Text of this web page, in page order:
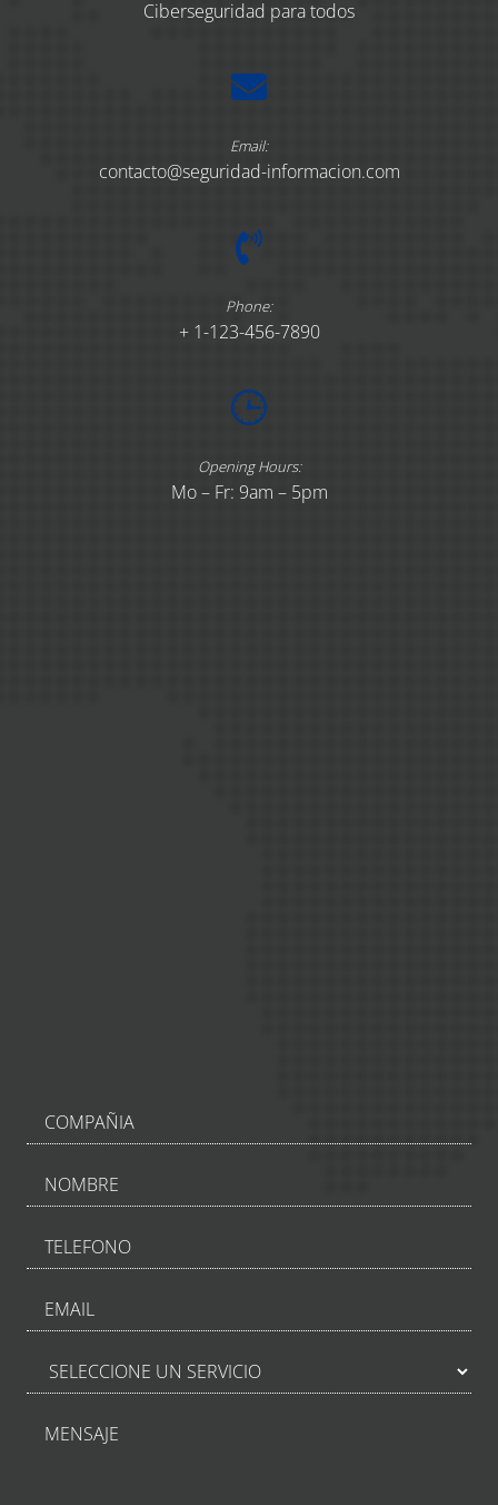
Ciberseguridad para todos
Email:
contacto@seguridad-informacion.com
Phone:
+ 1-123-456-7890
Opening Hours:
Mo – Fr: 9am – 5pm